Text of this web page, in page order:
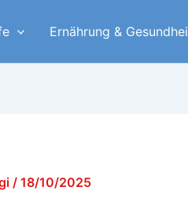
Ernährung &
/ 18/10/2025